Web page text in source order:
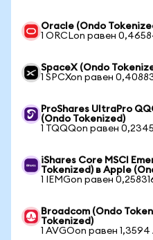
Oracle (Ondo
1 ORCLon равен
SpaceX (Ondo
1 SPCXon равен
ProShares UltraPro
(Ondo Tokenized)
1 TQQQon равен
iShares Core MSCI
Tokenized) в Apple
1 IEMGon равен
Broadcom (Ondo
Tokenized)
1 AVGOon равен 1,3594